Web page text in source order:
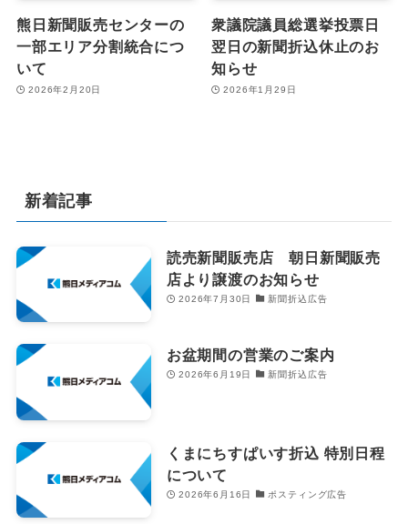
熊日新聞販売センターの
一部エリア分割統合につ
いて
2026年2月20日
衆議院議員総選挙投票日
翌日の新聞折込休止のお
知らせ
2026年1月29日
新着記事
読売新聞販売店 朝日新聞販売
店より譲渡のお知らせ
2026年7月30日 新聞折込広告
お盆期間の営業のご案内
2026年6月19日 新聞折込広告
くまにちすぱいす折込 特別日程
について
2026年6月16日 ポスティング広告